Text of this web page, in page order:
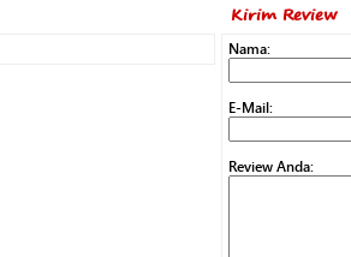
Kirim Review
Nama:
E-Mail:
Review Anda: